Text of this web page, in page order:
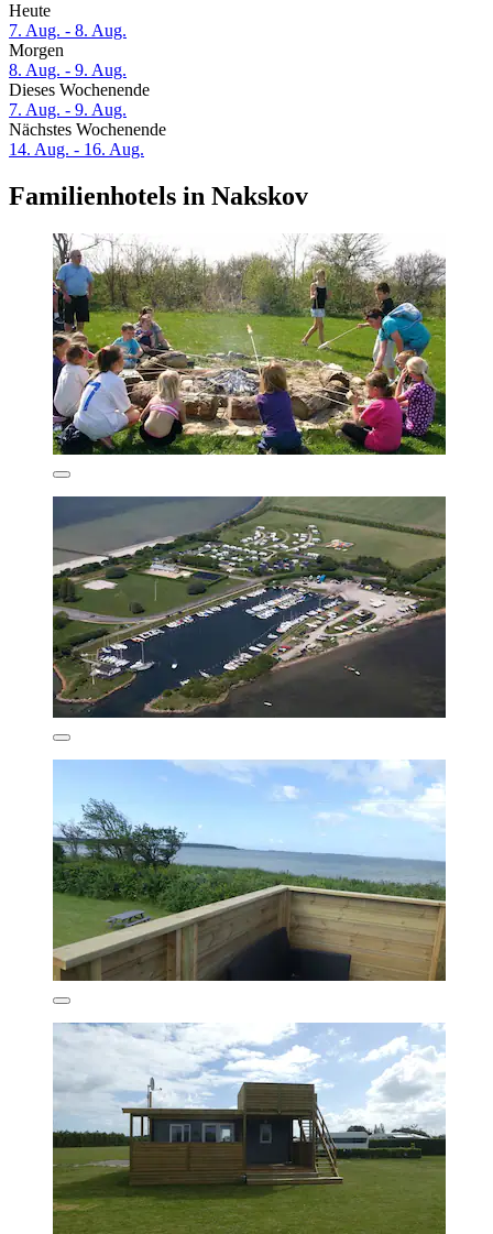
Heute
7. Aug. - 8. Aug.
Morgen
8. Aug. - 9. Aug.
Dieses Wochenende
7. Aug. - 9. Aug.
Nächstes Wochenende
14. Aug. - 16. Aug.
Familienhotels in Nakskov